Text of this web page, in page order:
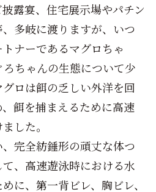
露宴、住宅展示場やパチン
多岐に渡りますが、いつ
ナーであるマグロちゃ
ゃんの生態について少
ロは餌の乏しい外洋を回
餌を捕まえるために高速
した。
完全紡錘形の頑丈な体つ
、高速遊泳時における水
に、第一背ビレ、胸ビレ、